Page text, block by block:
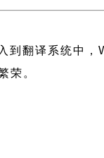
到翻译系统中，
荣。